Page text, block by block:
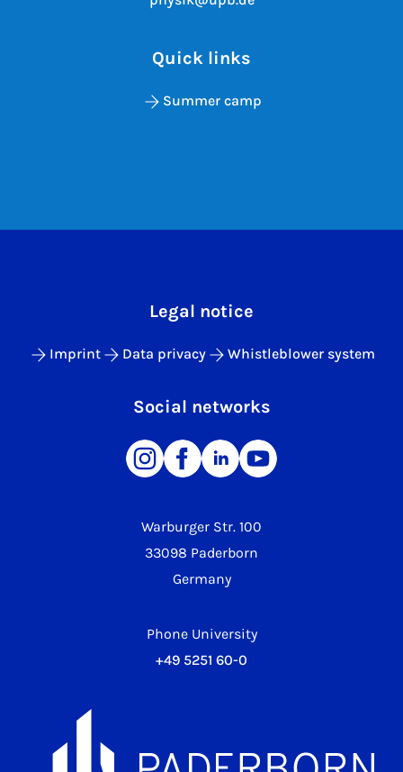
Quick links
Summer camp
Warburger Str. 100
33098 Paderborn
Germany
Phone University
+49 5251 60-0
Legal notice
Imprint Data privacy Whistleblower system
Social networks